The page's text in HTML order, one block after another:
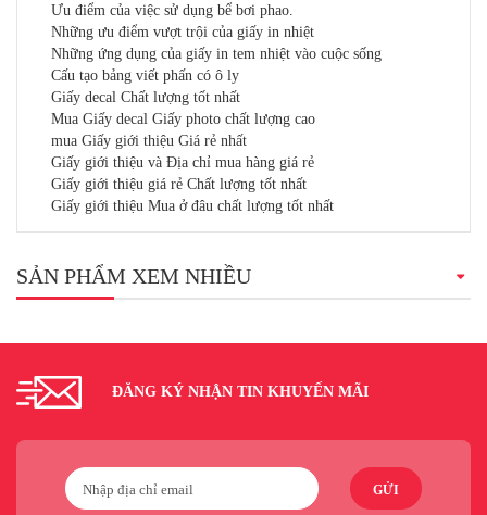
Ưu điểm của việc sử dụng bể bơi phao.
Những ưu điểm vượt trội của giấy in nhiệt
Những ứng dụng của giấy in tem nhiệt vào cuộc sống
Cấu tạo bảng viết phấn có ô ly
Giấy decal Chất lượng tốt nhất
Mua Giấy decal Giấy photo chất lượng cao
mua Giấy giới thiệu Giá rẻ nhất
Giấy giới thiệu và Địa chỉ mua hàng giá rẻ
Giấy giới thiệu giá rẻ Chất lượng tốt nhất
Giấy giới thiệu Mua ở đâu chất lượng tốt nhất
SẢN PHẨM XEM NHIỀU
ĐĂNG KÝ NHẬN TIN KHUYẾN MÃI
GỬI